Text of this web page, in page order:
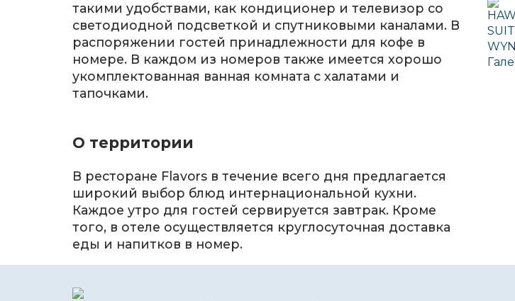
такими удобствами, как кондиционер и телевизор со
светодиодной подсветкой и спутниковыми каналами. В
распоряжении гостей принадлежности для кофе в
номере. В каждом из номеров также имеется хорошо
укомплектованная ванная комната с халатами и
тапочками.
О территории
В ресторане Flavors в течение всего дня предлагается
широкий выбор блюд интернациональной кухни.
Каждое утро для гостей сервируется завтрак. Кроме
того, в отеле осуществляется круглосуточная доставка
еды и напитков в номер.